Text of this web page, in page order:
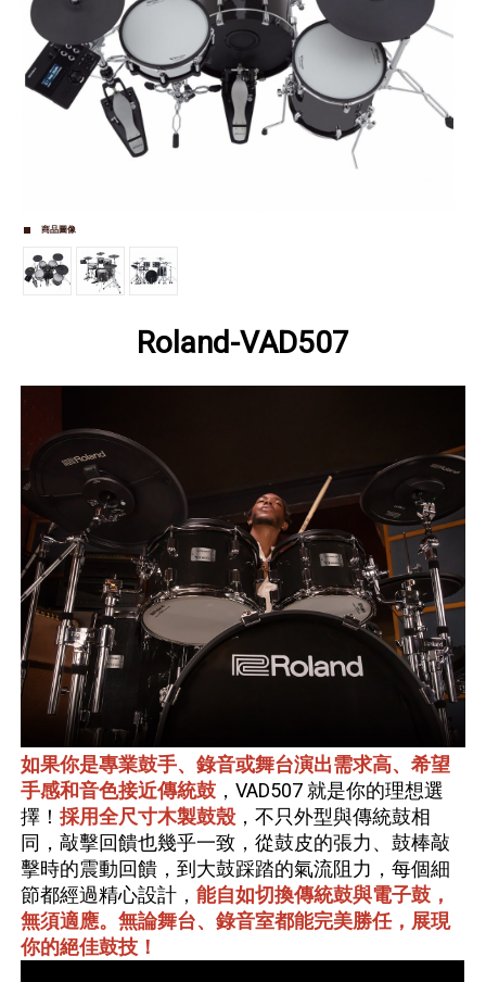
商品圖像
Roland-VAD507
如果你是專業鼓手、錄音或舞台演出需求高、希望
手感和音色接近傳統鼓 ，VAD507 就是你的理想選
擇！採用全尺寸木製鼓殼，不只外型與傳統鼓相
同，敲擊回饋也幾乎一致，從鼓皮的張力、鼓棒敲
擊時的震動回饋，到大鼓踩踏的氣流阻力，每個細
節都經過精心設計，能自如切換傳統鼓與電子鼓，
無須適應。無論舞台、錄音室都能完美勝任，展現
你的絕佳鼓技！